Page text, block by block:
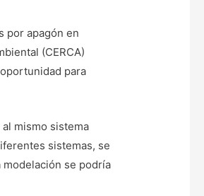
por apagón en
(CERCA)
para
mismo sistema
sistemas, se
se podría